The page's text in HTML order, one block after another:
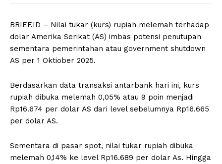
BRIEF.ID – Nilai tukar (kurs) rupiah melemah terhadap
dolar Amerika Serikat (AS) imbas potensi penutupan
sementara pemerintahan atau government shutdown
AS per 1 Oktiober 2025.
Berdasarkan data transaksi antarbank hari ini, kurs
rupiah dibuka melemah 0,05% atau 9 poin menjadi
Rp16.674 per dolar AS dari level sebelumnya Rp16.665
per dolar AS.
Sementara di pasar spot, nilai tukar rupiah dibuka
melemah 0,14% ke level Rp16.689 per dolar As. Hingga